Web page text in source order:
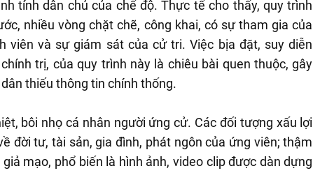
tính dân chủ của chế độ. Thực tế cho thấy, quy trình
nhiều vòng chặt chẽ, công khai, có sự tham gia của
viên và sự giám sát của cử tri. Việc bịa đặt, suy diễn
trị, của quy trình này là chiêu bài quen thuộc, gây
thiếu thông tin chính thống.
bôi nhọ cá nhân người ứng cử. Các đối tượng xấu lợi
đời tư, tài sản, gia đình, phát ngôn của ứng viên; thậm
mạo, phổ biến là hình ảnh, video clip được dàn dựng